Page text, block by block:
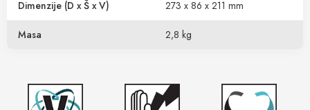
Dimenzije (D x Š x V) 273 x 86 x 211 mm
Masa 2,8 kg